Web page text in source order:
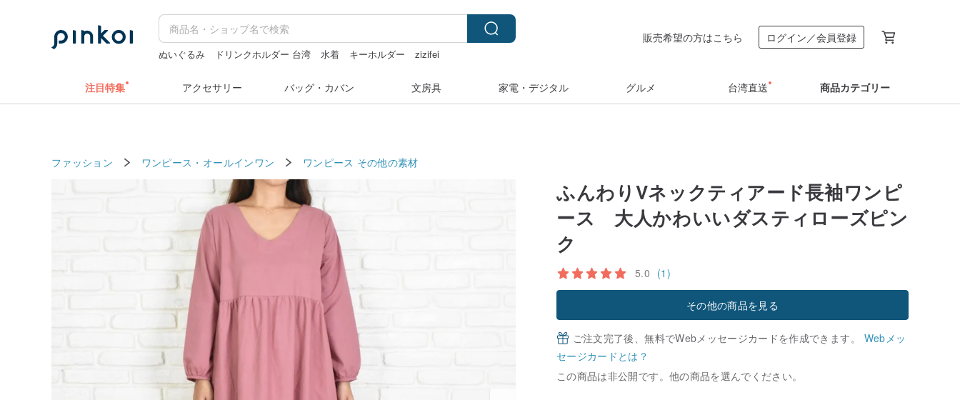
ぬいぐるみ ドリンクホルダー 台湾 水着 キーホルダー
zizifei
販売希望の方はこちら ログイン／会員登録
注目特集 アクセサリー バッグ・カバン 文房具 家電・デジタル グルメ 台湾直送 商品カテゴリー
ファッション ワンピース・オールインワン ワンピース その他の素材
ふんわりVネックティアード長袖ワンピ
ース 大人かわいいダスティローズピン
ク
5.0 (1)
その他の商品を見る
ご注文完了後、無料でWebメッセージカードを作成できます。 Webメッ
セージカードとは？
この商品は非公開です。他の商品を選んでください。